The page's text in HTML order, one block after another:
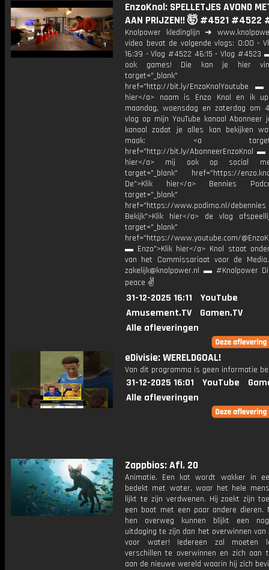
EnzoKnol: SPELLETJES AVOND
AAN PRIJZEN!! 🤯 #4521 #4522
Knolpower kledinglijn ➜
video bevat de volgende vlogs: 0:00 -
16:39 - Vlog #4522 46:15 - Vlog #4523
ook games! Die kan je hier
target="_blank"
href="http://bit.ly/EnzoKnolYoutube ▬
hier</a> naam is Enzo Knol en ik
maandag, woensdag en zaterdag om
vlog op mijn YouTube kanaal Abonneer
kanaal zodat je alles kan bekijken
maak: <a
href="http://bit.ly/AbonneerEnzoKnol ▬
hier</a> mij ook op social
target="_blank" href="https://
De">Klik hier</a> Bennies
target="_blank"
href="https://www.podimo.nl/debennies
Bekijk">Klik hier</a> de vlog
target="_blank"
href="https://www.youtube.com/
▬ Enzo">Klik hier</a> Knol staat
van het Commissariaat voor de
zakelijk@knolpower.nl ▬ #Knolpower
peace ✌
31-12-2025 16:11
YouTube
Amusement.TV
Gamen.TV
Alle afleveringen
eDivisie: WERELDGOAL!
Van dit programma is geen informatie
31-12-2025 16:01 YouTube
Alle afleveringen
Zappbios: Afl. 20
Animatie. Een kat wordt wakker in
bedekt met water, waar het hele
lijkt te zijn verdwenen. Hij zoekt zijn
een boot met een paar andere dieren.
hen overweg kunnen blijkt een
uitdaging te zijn dan het overwinnen van
voor water! Iedereen zal moeten
verschillen te overwinnen en zich aan
aan de nieuwe wereld waarin hij zich